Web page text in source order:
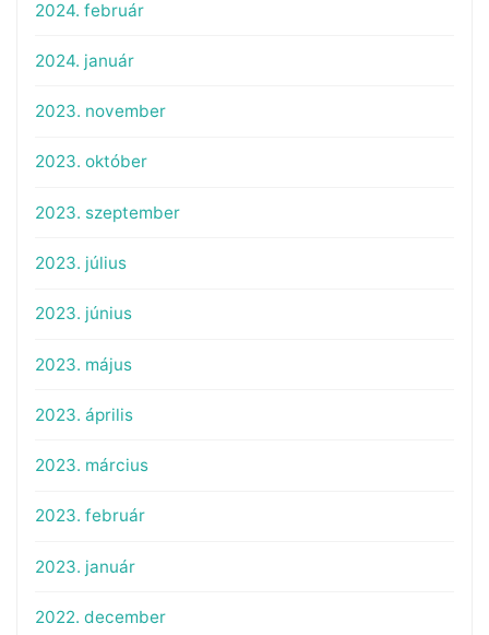
2024. február
2024. január
2023. november
2023. október
2023. szeptember
2023. július
2023. június
2023. május
2023. április
2023. március
2023. február
2023. január
2022. december